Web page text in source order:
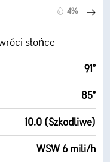
4%
słońce
91°
85°
10.0 (Szkodliwe)
WSW 6 mili/h